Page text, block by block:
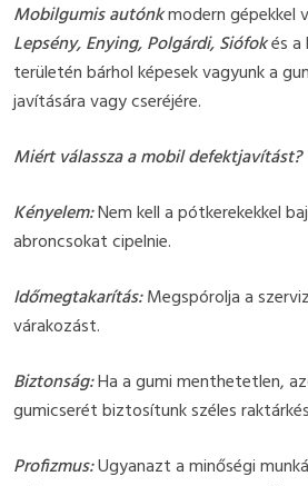
Mobilgumis autónkmodern gépekkel
Lepsény, Enying, Polgárdi, Siófokés a
területén bárhol képesek vagyunk a
javítására vagy cseréjére.
Miért válassza a mobil defektjavítást?
Kényelem:Nem kell a pótkerekekkel
abroncsokat cipelnie.
Időmegtakarítás:Megspórolja a
várakozást.
Biztonság:Ha a gumi menthetetlen,
gumicserét biztosítunk széles
Profizmus:Ugyanazt a minőségi